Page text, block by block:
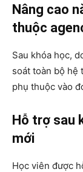
Nâng cao
thuộc
Sau khóa học,
soát toàn bộ hệ
phụ thuộc vào
Hỗ trợ sau
mới
Học viên được